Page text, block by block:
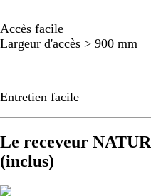
Accès facile
Largeur d'accès > 900 mm
Entretien facile
Le receveur
(inclus)